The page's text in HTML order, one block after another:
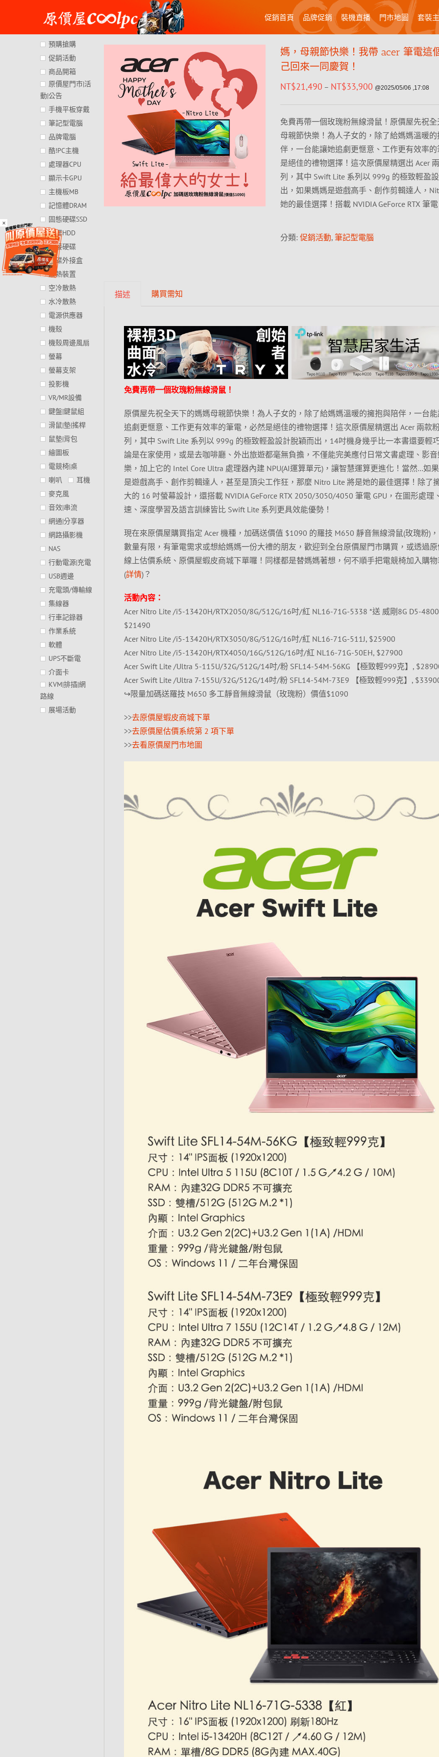
×
content
促銷首頁 品牌促銷 裝機直播 門市地圖 套裝
媽，母親節快樂！我帶 acer 筆電這
己回來一同慶賀！
NT$21,490 – NT$33,900 @2025/05/06 ,17:08
免費再帶一個玫瑰粉無線滑鼠！原價屋先祝
母親節快樂！為人子女的，除了給媽媽溫暖
伴，一台能讓她追劇更愜意、工作更有效率
是絕佳的禮物選擇！這次原價屋精選出 Acer
列，其中 Swift Lite 系列以 999g 的極致輕盈
出，如果媽媽是遊戲高手、創作剪輯達人，
她的最佳選擇！搭載 NVIDIA GeForce RTX 筆電
分類: 促銷活動, 筆記型電腦
描述 購買需知
免費再帶一個玫瑰粉無線滑鼠！
原價屋先祝全天下的媽媽母親節快樂！為人子女的，除了給媽媽溫暖的擁抱與陪伴，一台
追劇更愜意、工作更有效率的筆電，必然是絕佳的禮物選擇！這次原價屋精選出 Acer 兩款
列，其中 Swift Lite 系列以 999g 的極致輕盈設計脫穎而出，14吋機身幾乎比一本書還要輕
論是在家使用，或是去咖啡廳、外出旅遊都毫無負擔，不僅能完美應付日常文書處理、影
樂，加上它的 Intel Core Ultra 處理器內建 NPU(AI運算單元)，讓智慧運算更進化！當然…如
是遊戲高手、創作剪輯達人，甚至是頂尖工作狂，那麼 Nitro Lite 將是她的最佳選擇！除了
大的 16 吋螢幕設計，還搭載 NVIDIA GeForce RTX 2050/3050/4050 筆電 GPU，在圖形處理
速、深度學習及語言訓練皆比 Swift Lite 系列更具效能優勢！
現在來原價屋購買指定 Acer 機種，加碼送價值 $1090 的羅技 M650 靜音無線滑鼠(玫瑰粉)
數量有限，有筆電需求或想給媽媽一份大禮的朋友，歡迎到全台原價屋門市購買，或透過
線上估價系統、原價屋蝦皮商城下單囉！同樣都是替媽媽著想，何不順手把電競椅加入購
(詳情)？
活動內容：
Acer Nitro Lite /i5-13420H/RTX2050/8G/512G/16吋/紅 NL16-71G-5338 *送 威剛8G D5-
$21490
Acer Nitro Lite /i5-13420H/RTX3050/8G/512G/16吋/紅 NL16-71G-511J, $25900
Acer Nitro Lite /i5-13420H/RTX4050/16G/512G/16吋/紅 NL16-71G-50EH, $27900
Acer Swift Lite /Ultra 5-115U/32G/512G/14吋/粉 SFL14-54M-56KG 【極致輕999克】,
Acer Swift Lite /Ultra 7-155U/32G/512G/14吋/粉 SFL14-54M-73E9 【極致輕999克】,
↪限量加碼送羅技 M650 多工靜音無線滑鼠（玫瑰粉）價值$1090
>>去原價屋蝦皮商城下單
>>去原價屋估價系統第 2 項下單
>>去看原價屋門市地圖
預購搶購
促銷活動
商品開箱
原價屋門市|活
動|公告
手機平板穿戴
筆記型電腦
品牌電腦
酷!PC主機
處理器CPU
顯示卡GPU
主機板MB
記憶體DRAM
固態硬碟SSD
硬碟HDD
外接硬碟
硬碟外接盒
散熱裝置
空冷散熱
水冷散熱
電源供應器
機殼
機殼周邊風扇
螢幕
螢幕支架
投影機
VR/MR設備
鍵盤|鍵鼠組
滑鼠|墊|搖桿
鼠墊|背包
繪圖板
電競椅|桌
喇叭
耳機
麥克風
音效|串流
網通|分享器
網路攝影機
NAS
行動電源|充電
USB週邊
充電頭/傳輸線
集線器
行車記錄器
作業系統
軟體
UPS不斷電
介面卡
KVM|排插|網
路線
展場活動